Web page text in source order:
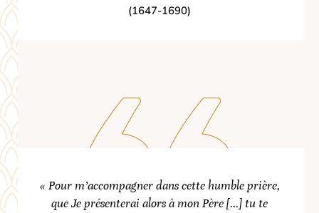
(1647-1690)
« Pour m’accompagner dans cette humble prière,
que Je présenterai alors à mon Père […] tu te